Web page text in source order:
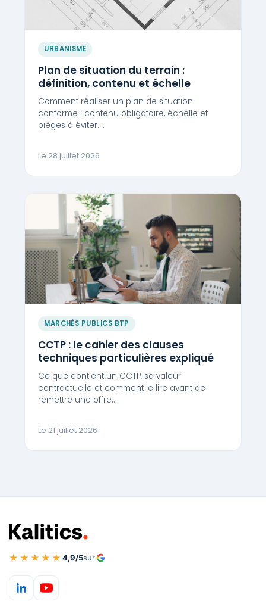
URBANISME
Plan de situation du terrain :
définition, contenu et échelle
Comment réaliser un plan de situation
conforme : contenu obligatoire, échelle et
pièges à éviter.…
Le 28 juillet 2026
MARCHÉS PUBLICS BTP
CCTP : le cahier des clauses
techniques particulières expliqué
Ce que contient un CCTP, sa valeur
contractuelle et comment le lire avant de
remettre une offre.…
Le 21 juillet 2026
★★★★★ 4,9/5sur